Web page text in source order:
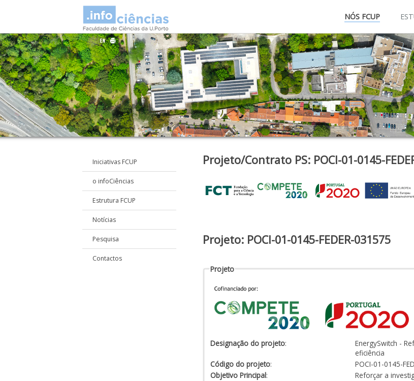
NÓS FCUP
Iniciativas FCUP
o infoCiências
Estrutura FCUP
Notícias
Pesquisa
Contactos
Projeto/Contrato PS: POCI-01-0145-
Projeto: POCI-01-0145-FEDER-031575
Projeto
Designação do projeto:
EnergySwitch -
eficiência
Código do projeto:
POCI-01-0145-
Objetivo Principal:
Reforçar a